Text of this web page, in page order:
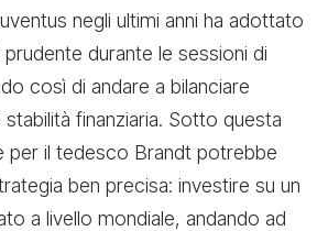
negli ultimi anni ha adottato
durante le sessioni di
così di andare a bilanciare
finanziaria. Sotto questa
per il tedesco Brandt potrebbe
ben precisa: investire su un
a livello mondiale, andando ad